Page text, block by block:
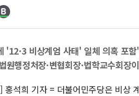
'12·3 비상계엄 사태' 일체 의혹 포
원행정처장·변협회장·법학교수회장
홍석희 기자 = 더불어민주당은 비상